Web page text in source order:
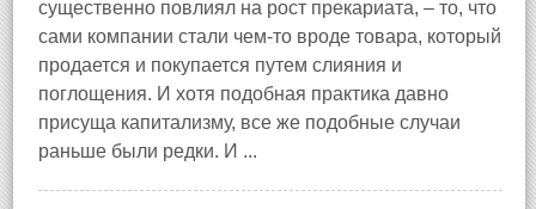
существенно повлиял на рост прекариата, – то, что
сами компании стали чем‑то вроде товара, который
продается и покупается путем слияния и
поглощения. И хотя подобная практика давно
присуща капитализму, все же подобные случаи
раньше были редки. И ...